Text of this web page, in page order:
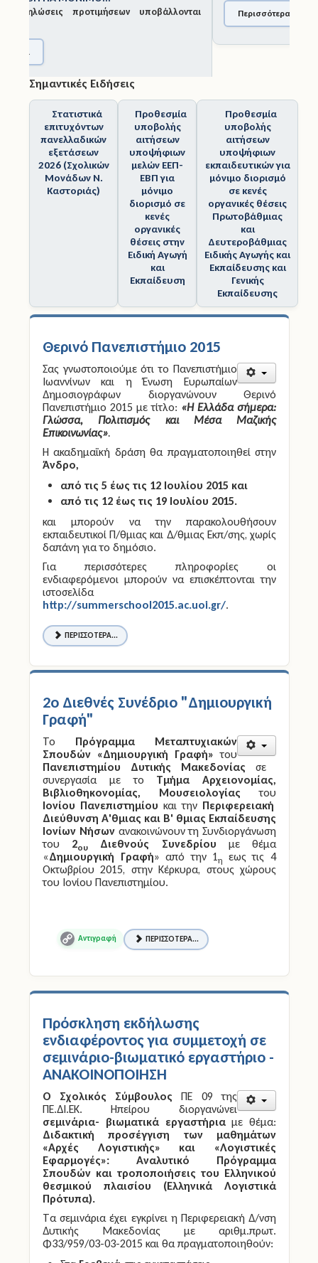
Πολιτική Προστασία
Ηλεκτρονικές Υπηρεσίες
Επικοινωνία
Περισσότερα
Σημαντικές Ειδήσεις
Στατιστικά
επιτυχόντων
πανελλαδικών
εξετάσεων
2026 (Σχολικών
Μονάδων Ν.
Καστοριάς)
υποβολής
αιτήσεων
υποψήφιων
μελών ΕΕΠ-
ΕΒΠ για
μόνιμο
διορισμό σε
κενές
οργανικές
θέσεις στην
Ειδική Αγωγή
και
Εκπαίδευση
υποβολής
αιτήσεων
υποψήφιων
εκπαιδευτικών για
μόνιμο διορισμό
σε κενές
οργανικές θέσεις
Πρωτοβάθμιας
και
Δευτεροβάθμιας
Ειδικής Αγωγής και
Εκπαίδευσης και
Γενικής
Εκπαίδευσης
Θερινό Πανεπιστήμιο 2015
Σας γνωστοποιούμε ότι το Πανεπιστήμιο
Ιωαννίνων και η Ένωση Ευρωπαίων
Δημοσιογράφων διοργανώνουν Θερινό
Πανεπιστήμιο 2015 με τίτλο:
«Η Ελλάδα σήμερα:
Γλώσσα, Πολιτισμός και Μέσα Μαζικής
Επικοινωνίας» .
Η ακαδημαϊκή δράση θα πραγματοποιηθεί στην
Άνδρο,
από τις 5 έως τις 12 Ιουλίου 2015 και
από τις 12 έως τις 19 Ιουλίου 2015.
και μπορούν να την παρακολουθήσουν
εκπαιδευτικοί Π/θμιας και Δ/θμιας Εκπ/σης, χωρίς
δαπάνη για το δημόσιο.
Για περισσότερες πληροφορίες οι
ενδιαφερόμενοι μπορούν να επισκέπτονται την
ιστοσελίδα
http://summerschool2015.ac.uoi.gr/.
ΠΕΡΙΣΣΌΤΕΡΑ...
2o Διεθνές Συνέδριο "Δημιουργική
Γραφή"
ΤοΠρόγραμμα Μεταπτυχιακών
Σπουδών «Δημιουργική Γραφή»
Πανεπιστημίου Δυτικής Μακεδονίαςσε
συνεργασία με τοΤμήμα Αρχειονομίας,
Βιβλιοθηκονομίας, Μουσειολογίαςτου
Ιονίου Πανεπιστημίουκαι την
Περιφερειακή
Διεύθυνση Α'θμιας και Β' θμιας Εκπαίδευσης
Ιονίων Νήσωνανακοινώνουν τη Συνδιοργάνωση
του2ουΔιεθνούς Συνεδρίουμε θέμα
«Δημιουργική Γραφή» από την 1ηεως τις 4
Οκτωβρίου 2015, στην Κέρκυρα, στους χώρους
του Ιονίου Πανεπιστημίου.
Link
Πρόσκληση εκδήλωσης
ενδιαφέροντος για συμμετοχή σε
σεμινάριο-βιωματικό εργαστήριο -
ΑΝΑΚΟΙΝΟΠΟΙΗΣΗ
Ο Σχολικός Σύμβουλος
ΠΕ.ΔΙ.ΕΚ. Ηπείρου διοργανώνει
σεμινάρια- βιωματικά εργαστήριαμε θέμα:
Διδακτική προσέγγιση των μαθημάτων
«Αρχές Λογιστικής» και «Λογιστικές
Εφαρμογές»: Αναλυτικό Πρόγραμμα
Σπουδών και τροποποιήσεις του Ελληνικού
θεσμικού πλαισίου (Eλληνικά Λογιστικά
Πρότυπα).
Τα σεμινάρια έχει εγκρίνει η Περιφερειακή Δ/νση
Δυτικής Μακεδονίας με αριθμ.πρωτ.
Φ33/959/03-03-2015 και θα πραγματοποιηθούν:
ΣταΓρεβενάστις εγκαταστάσεις